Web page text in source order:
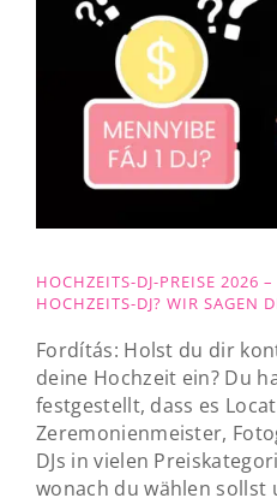
HOCHZEITS-DJ-PREISE 2026
HOCHZEITS-DJ? WIR SAGEN
Fordítás: Holst du dir
deine Hochzeit ein? Du
festgestellt, dass es
Zeremonienmeister,
DJs in vielen
wonach du wählen sollst